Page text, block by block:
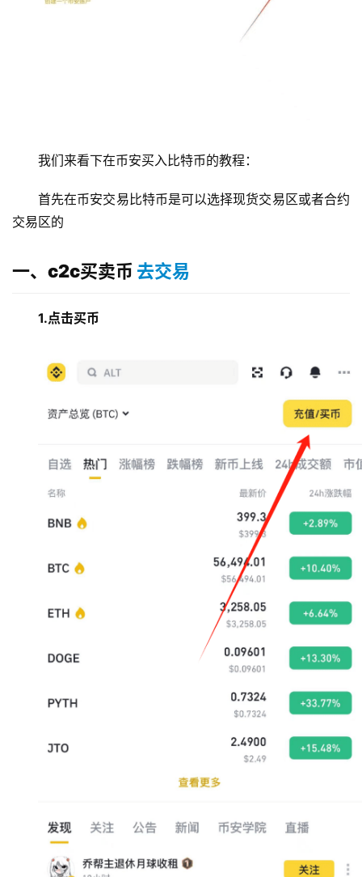
我们来看下在币安买入比特币的教程：
首先在币安交易比特币是可以选择现货交易区或者合约
交易区的
一、c2c买卖币 去交易
1.点击买币